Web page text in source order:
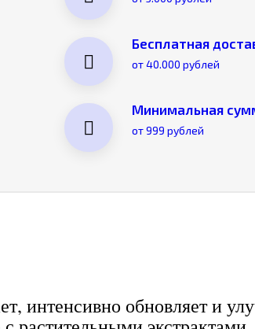
Бесплатная
от 40.000 рублей
Минимальная
от 999 рублей
интенсивно обновляет и